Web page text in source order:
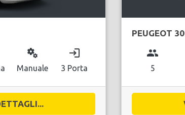
miscellaneous_services
Manuale
login
3 Porta
PEUGEOT
group
5